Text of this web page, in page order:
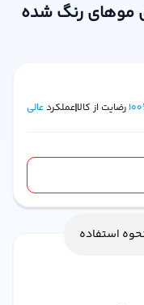
موهای رنگ شده
100 رضایت از کالاعملکردعالی
استفاده